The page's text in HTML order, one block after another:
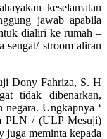
keselamatan
jawab apabila
dialiri ke rumah –
sengat/ stroom aliran
Dony Fahriza, S. H
tidak dibenarkan,
negara. Ungkapnya ‘
PLN / (ULP Mesuji)
juga meminta kepada